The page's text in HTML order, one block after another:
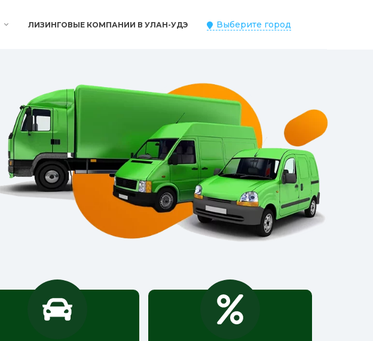
ЛИЗИНГОВЫЕ КОМПАНИИ В УЛАН-УДЭ Выберите город